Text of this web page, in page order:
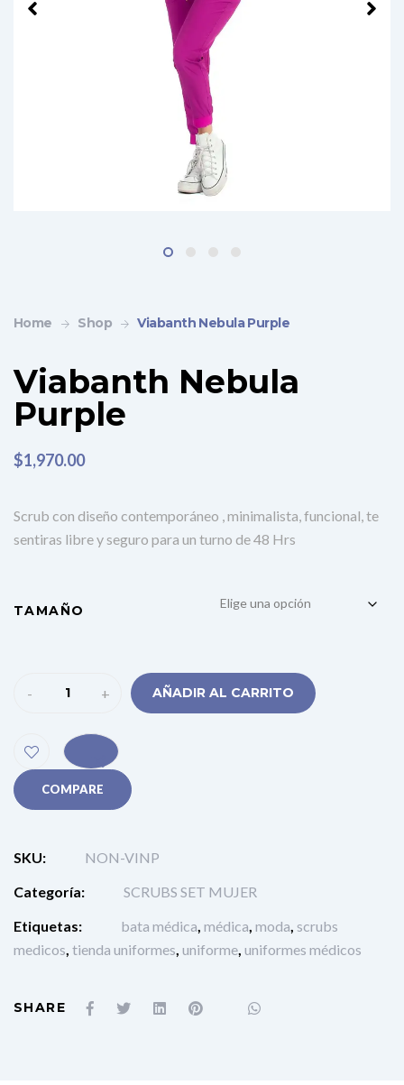
Home Shop Viabanth Nebula Purple
Viabanth Nebula
Purple
$1,970.00
Scrub con diseño contemporáneo , minimalista, funcional, te
sentiras libre y seguro para un turno de 48 Hrs
TAMAÑO
- + AÑADIR AL CARRITO
COMPARE
SKU:
NON-VINP
Categoría:
SCRUBS SET MUJER
Etiquetas:
bata médica médica moda scrubs
medicos tienda uniformes uniforme uniformes médicos
SHARE